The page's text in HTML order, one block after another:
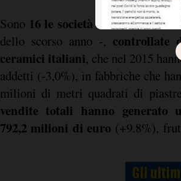
Sono 16 le società di diritto estero
dello scorso anno -, controllate
ceramici italiani, che nel 2015
addetti (-3,0%), in fabbriche che
milioni di metri quadrati di
vendite totali hanno generato
792,2 milioni di euro (+9.8%),